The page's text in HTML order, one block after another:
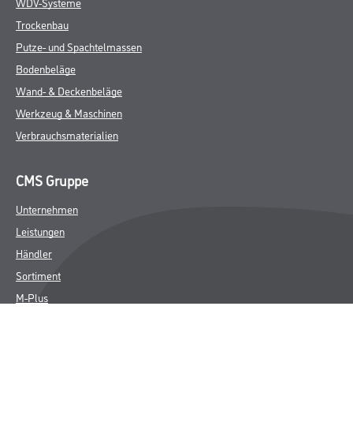
Trockenbau
Putze- und Spachtelmassen
Bodenbeläge
Wand- & Deckenbeläge
Werkzeug & Maschinen
Verbrauchsmaterialien
CMS Gruppe
Unternehmen
Leistungen
Händler
Sortiment
M-Plus